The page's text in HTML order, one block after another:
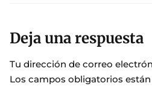
Deja una respuesta
Tu dirección de correo
Los campos obligatorios